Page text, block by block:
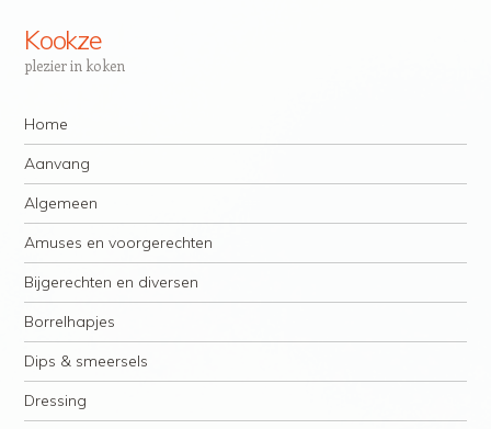
Kookze
plezier in koken
Navigatie
Spring naar inhoud
Home
Aanvang
Algemeen
Amuses en voorgerechten
Bijgerechten en diversen
Borrelhapjes
Dips & smeersels
Dressing